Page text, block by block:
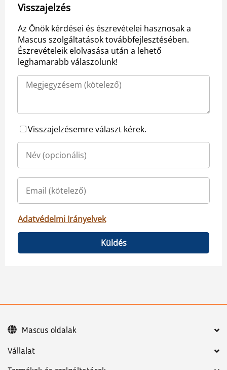
Visszajelzés
Az Önök kérdései és észrevételei hasznosak a
Mascus szolgáltatások továbbfejlesztésében.
Észrevételeik elolvasása után a lehető
leghamarabb válaszolunk!
Visszajelzésemre választ kérek.
Adatvédelmi Irányelvek
Küldés
Vállalat
Mascus oldalak